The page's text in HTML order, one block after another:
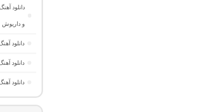
دانلود
و داریوش
دانلود آهنگ لایت بیت 6
دانلود
دانلود آهنگ مینی کست 6